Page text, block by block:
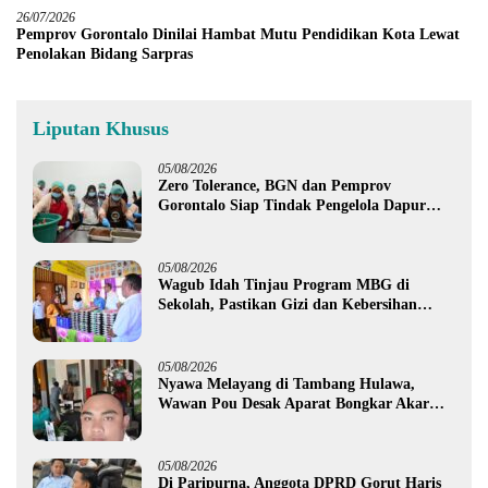
26/07/2026
Pemprov Gorontalo Dinilai Hambat Mutu Pendidikan Kota Lewat
Penolakan Bidang Sarpras
Liputan Khusus
05/08/2026
Zero Tolerance, BGN dan Pemprov
Gorontalo Siap Tindak Pengelola Dapur
05/08/2026
Wagub Idah Tinjau Program MBG di
Sekolah, Pastikan Gizi dan Kebersihan
05/08/2026
Nyawa Melayang di Tambang Hulawa,
Wawan Pou Desak Aparat Bongkar Akar
05/08/2026
Di Paripurna, Anggota DPRD Gorut Haris